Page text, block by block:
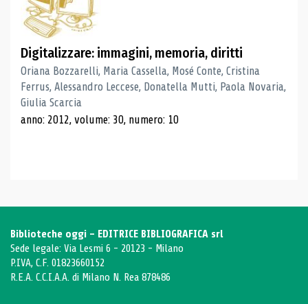
Digitalizzare: immagini, memoria, diritti
Oriana Bozzarelli, Maria Cassella, Mosé Conte, Cristina
Ferrus, Alessandro Leccese, Donatella Mutti, Paola Novaria,
Giulia Scarcia
anno: 2012, volume: 30, numero: 10
Biblioteche oggi - EDITRICE BIBLIOGRAFICA srl
Sede legale: Via Lesmi 6 - 20123 - Milano
P.IVA, C.F. 01823660152
R.E.A. C.C.I.A.A. di Milano N. Rea 878486